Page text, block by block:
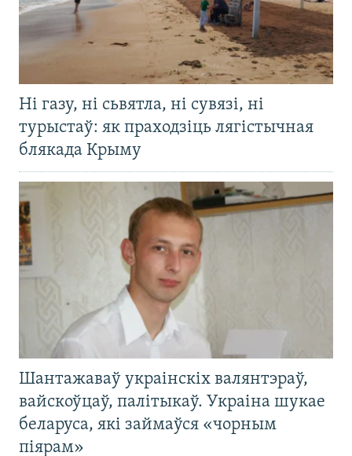
Ні газу, ні сьвятла, ні сувязі, ні
турыстаў: як праходзіць лягістычная
блякада Крыму
Шантажаваў украінскіх валянтэраў,
вайскоўцаў, палітыкаў. Украіна шукае
беларуса, які займаўся «чорным
піярам»